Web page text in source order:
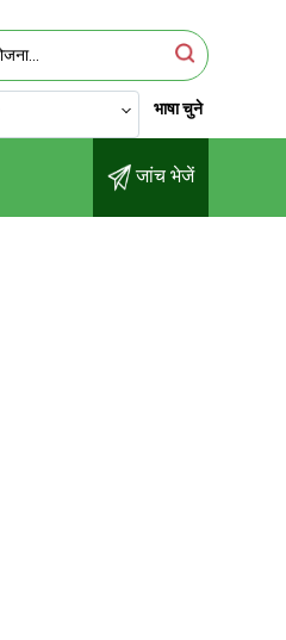
भाषा चुने
जांच भेजें